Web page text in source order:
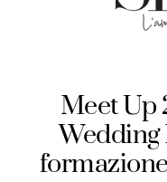
Meet Up
Wedding